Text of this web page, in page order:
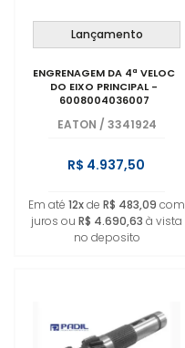
Lançamento
ENGRENAGEM DA 4ª VELOC
DO EIXO PRINCIPAL -
6008004036007
EATON / 3341924
R$ 4.937,50
Em até 12xde R$ 483,09 com
juros ou R$ 4.690,63 à vista
no deposito